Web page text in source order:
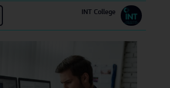
INT College